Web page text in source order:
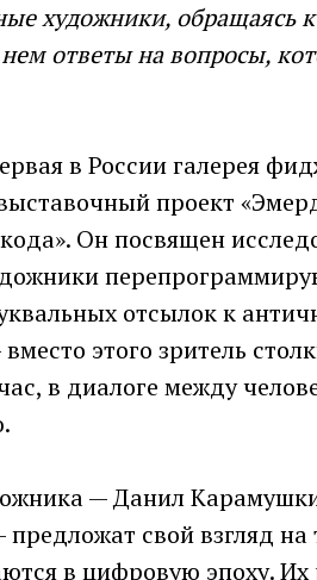
художники,
ответы на вопросы,
в России галерея
проект
Он посвящен
отсылок к
этого зритель
в диалоге между
— Данил
предложат свой взгляд
в цифровую эпоху.